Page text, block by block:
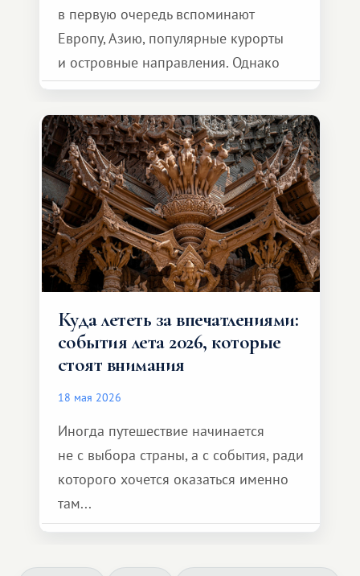
в первую очередь вспоминают
Европу, Азию, популярные курорты
и островные направления. Однако
возможности обменной системы
значительно шире. Среди них есть
и Африка — континент, который
способен подарить совершенно иной
формат путешествия.
Куда лететь за впечатлениями:
события лета 2026, которые
стоят внимания
18 мая 2026
Иногда путешествие начинается
не с выбора страны, а с события, ради
которого хочется оказаться именно
там...